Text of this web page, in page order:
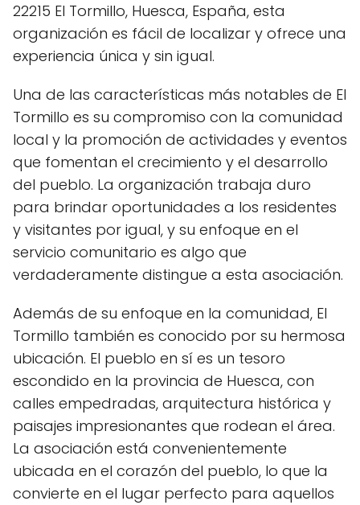
22215 El Tormillo, Huesca, España, esta
organización es fácil de localizar y ofrece una
experiencia única y sin igual.
Una de las características más notables de El
Tormillo es su compromiso con la comunidad
local y la promoción de actividades y eventos
que fomentan el crecimiento y el desarrollo
del pueblo. La organización trabaja duro
para brindar oportunidades a los residentes
y visitantes por igual, y su enfoque en el
servicio comunitario es algo que
verdaderamente distingue a esta asociación.
Además de su enfoque en la comunidad, El
Tormillo también es conocido por su hermosa
ubicación. El pueblo en sí es un tesoro
escondido en la provincia de Huesca, con
calles empedradas, arquitectura histórica y
paisajes impresionantes que rodean el área.
La asociación está convenientemente
ubicada en el corazón del pueblo, lo que la
convierte en el lugar perfecto para aquellos